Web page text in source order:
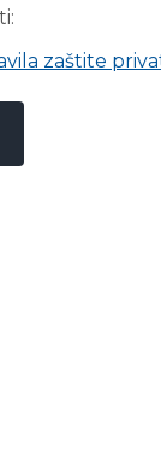
zaštite